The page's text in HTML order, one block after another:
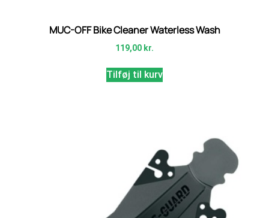
MUC-OFF Bike Cleaner Waterless Wash
119,00 kr.
Tilføj til kurv